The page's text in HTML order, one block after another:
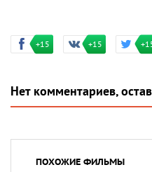
+15 +15
Нет комментариев,
ПОХОЖИЕ ФИЛЬМЫ